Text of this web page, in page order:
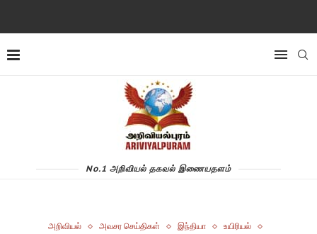
No.1 அறிவியல் தகவல் இணையதளம்
அறிவியல் அவசர செய்திகள் இந்தியா
உயிரியல்